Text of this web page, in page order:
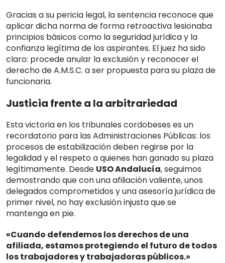
Gracias a su pericia legal, la sentencia reconoce que
aplicar dicha norma de forma retroactiva lesionaba
principios básicos como laseguridad jurídica y la
confianza legítimade los aspirantes. El juez ha sido
claro: procede anular la exclusión y reconocer el
derecho deA.M.S.C. a ser propuesta para su plaza de
funcionaria.
Justicia frente a la arbitrariedad
Esta victoria en los tribunales cordobeses es un
recordatorio para las Administraciones Públicas: los
procesos de estabilización deben regirse por la
legalidad y el respeto a quienes han ganado su plaza
legítimamente. Desde USO Andalucía, seguimos
demostrando que con una afiliación valiente, unos
delegados comprometidos y una asesoría jurídica de
primer nivel, no hay exclusión injusta que se
mantenga en pie.
«Cuando defendemos los derechos de una
afiliada, estamos protegiendo el futuro de todos
los trabajadores y trabajadoras públicos.»